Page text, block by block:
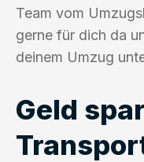
Team vom
gerne für dich da
deinem Umzug
Geld